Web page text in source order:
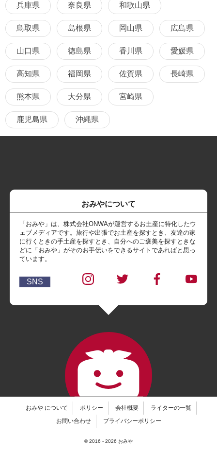
兵庫県 奈良県 和歌山県
鳥取県 島根県 岡山県 広島県
山口県 徳島県 香川県 愛媛県
高知県 福岡県 佐賀県 長崎県
熊本県 大分県 宮崎県
鹿児島県 沖縄県
おみやについて
「おみや」は、株式会社ONWAが運営するお土産に特化したウ
ェブメディアです。旅行や出張でお土産を探すとき、友達の家
に行くときの手土産を探すとき、自分へのご褒美を探すときな
どに「おみや」がそのお手伝いをできるサイトであればと思っ
ています。
SNS
おみや について ポリシー 会社概要
ライターの一覧
お問い合わせ
プライバシーポリシー
© 2016 - 2026 おみや